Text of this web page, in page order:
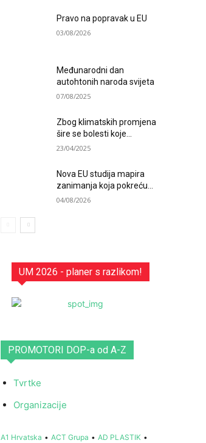
Pravo na popravak u EU
03/08/2026
Međunarodni dan
autohtonih naroda svijeta
07/08/2025
Zbog klimatskih promjena
šire se bolesti koje...
23/04/2025
Nova EU studija mapira
zanimanja koja pokreću...
04/08/2026
UM 2026 - planer s razlikom!
PROMOTORI DOP-a od A-Z
Tvrtke
Organizacije
A1 Hrvatska • ACT Grupa • AD PLASTIK •